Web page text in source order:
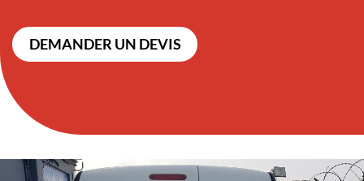
DEMANDER UN DEVIS